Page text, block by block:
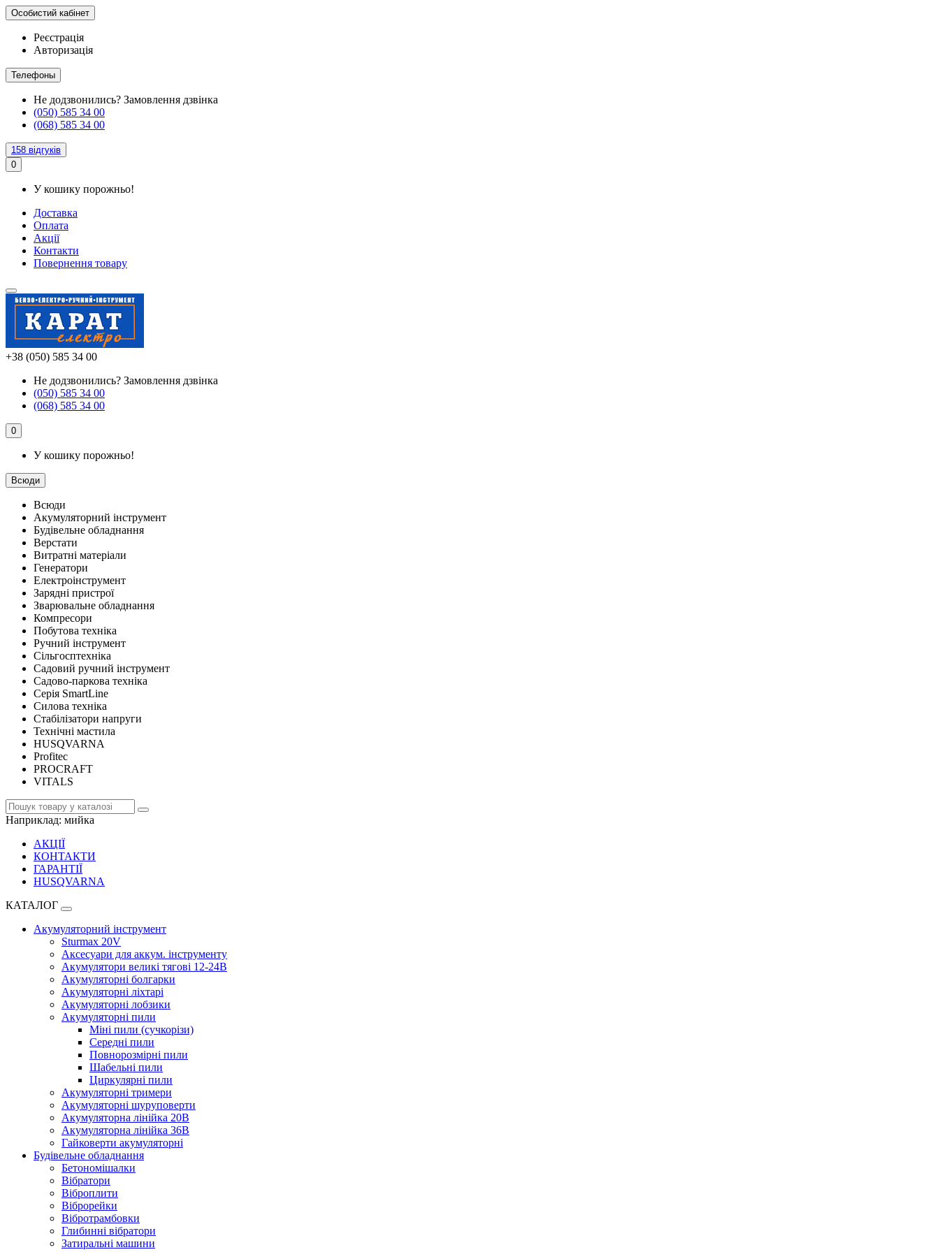
Особистий кабінет
Реєстрація
Авторизація
Телефоны
Не додзвонились? Замовлення дзвінка
(050) 585 34 00
(068) 585 34 00
158 відгуків
0
У кошику порожньо!
Доставка
Оплата
Акції
Контакти
Повернення товару
+38 (050) 585 34 00
Не додзвонились? Замовлення дзвінка
(050) 585 34 00
(068) 585 34 00
0
У кошику порожньо!
Всюди
Всюди
Акумуляторний інструмент
Будівельне обладнання
Верстати
Витратні матеріали
Генератори
Електроінструмент
Зарядні пристрої
Зварювальне обладнання
Компресори
Побутова техніка
Ручний інструмент
Сільгосптехніка
Садовий ручний інструмент
Садово-паркова техніка
Серія SmartLine
Силова техніка
Стабілізатори напруги
Технічні мастила
HUSQVARNA
Profitec
PROCRAFT
VITALS
Наприклад: мийка
АКЦІЇ
КОНТАКТИ
ГАРАНТІЇ
HUSQVARNA
КАТАЛОГ
Акумуляторний інструмент
Sturmax 20V
Аксесуари для аккум. інструменту
Акумулятори великі тягові 12-24В
Акумуляторні болгарки
Акумуляторні ліхтарі
Акумуляторні лобзики
Акумуляторні пили
Міні пили (сучкорізи)
Середні пили
Повнорозмірні пили
Шабельні пили
Циркулярні пили
Акумуляторні тримери
Акумуляторні шуруповерти
Акумуляторна лінійка 20В
Акумуляторна лінійка 36В
Гайковерти акумуляторні
Будівельне обладнання
Бетономішалки
Вібратори
Віброплити
Віброрейки
Вібротрамбовки
Глибинні вібратори
Затиральні машини